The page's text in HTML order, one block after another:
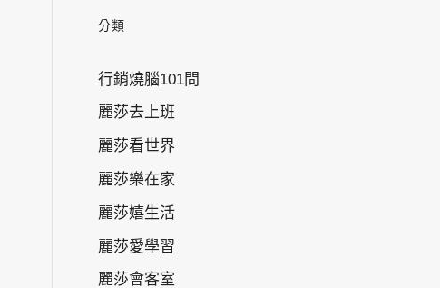
分類
行銷燒腦101問
麗莎去上班
麗莎看世界
麗莎樂在家
麗莎嬉生活
麗莎愛學習
麗莎會客室